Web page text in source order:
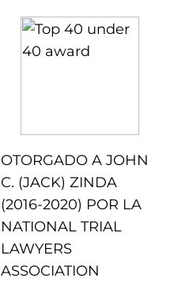
OTORGADO A JOHN
C. (JACK) ZINDA
(2016-2020) POR LA
NATIONAL TRIAL
LAWYERS
ASSOCIATION